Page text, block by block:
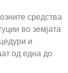
средства
во земјата
и
од една до